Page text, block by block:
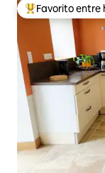
Favorito entre
Favorito entre